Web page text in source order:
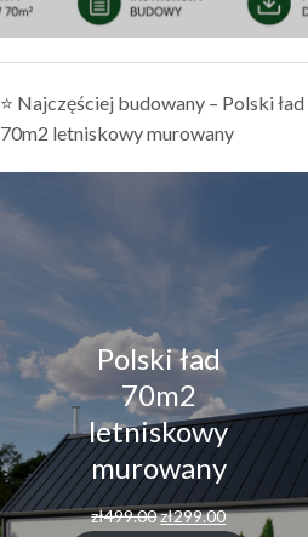
⭐ Najczęściej budowany – Polski ład
70m2 letniskowy murowany
Polski ład
70m2
letniskowy
murowany
zł499.00Pierwotna
zł299.00Aktualna